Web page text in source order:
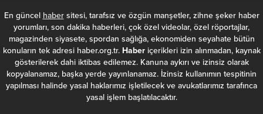
En güncel habersitesi, tarafsız ve özgün manşetler, zihne şeker haber
yorumları, son dakika haberleri, çok özel videolar, özel röportajlar,
magazinden siyasete, spordan sağlığa, ekonomiden seyahate bütün
konuların tek adresi haber.org.tr. Haberiçerikleri izin alınmadan, kaynak
gösterilerek dahi iktibas edilemez. Kanuna aykırı ve izinsiz olarak
kopyalanamaz, başka yerde yayınlanamaz. İzinsiz kullanımın tespitinin
yapılması halinde yasal haklarımız işletilecek ve avukatlarımız tarafınca
yasal işlem başlatılacaktır.